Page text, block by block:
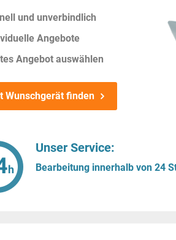
und unverbindlich
Angebote
Angebot auswählen
Wunschgerät finden
Unser Service:
Bearbeitung innerhalb von 24